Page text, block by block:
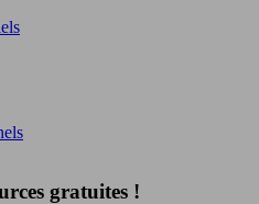
gratuites !